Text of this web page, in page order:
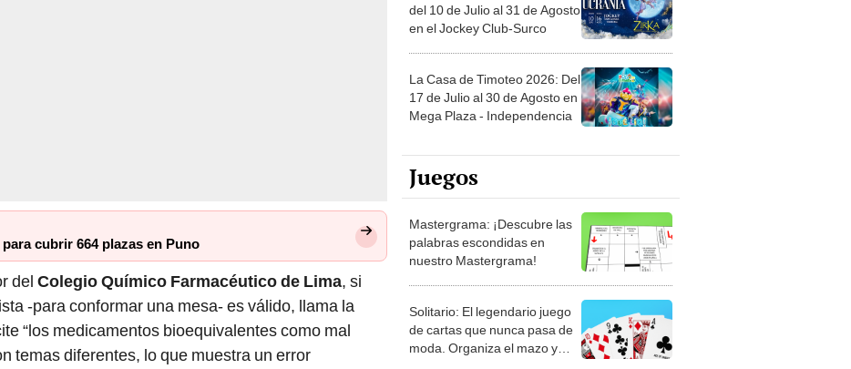
cubrir 664 plazas en Puno
del Colegio Químico Farmacéutico de Lima, si
-para conformar una mesa- es válido, llama la
“los medicamentos bioequivalentes como mal
temas diferentes, lo que muestra un error
del 10 de Julio al 31 de Agosto
en el Jockey Club-Surco
La Casa de Timoteo 2026: Del
17 de Julio al 30 de Agosto en
Mega Plaza - Independencia
Juegos
Mastergrama: ¡Descubre las
palabras escondidas en
nuestro Mastergrama!
Solitario: El legendario juego
de cartas que nunca pasa de
moda. Organiza el mazo y